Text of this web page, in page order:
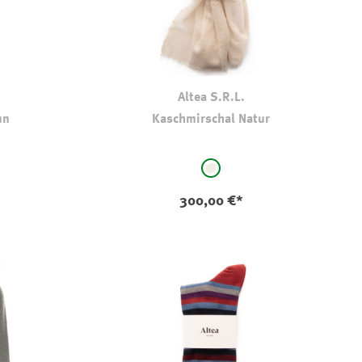
Altea S.R.L.
Kaschmirschal Natur
auswählen
natur
300,00 €*